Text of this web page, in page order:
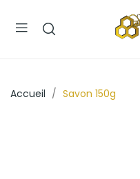
Accueil Savon 150g